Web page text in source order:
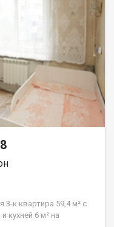
3-к.квартира 59,4 м² с
кухней 6 м² на